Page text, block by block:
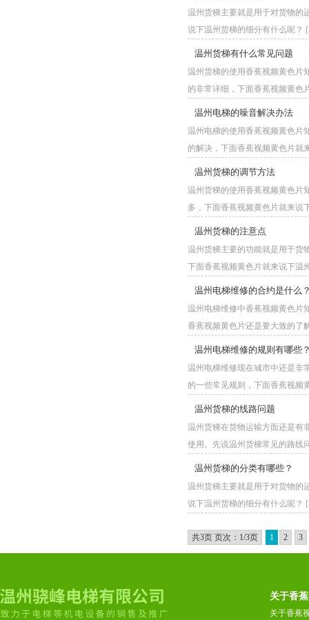
温州货梯主要就是用于对货物的运
说下温州货梯的细分有什么呢？
温州货梯有什么常见问题
温州货梯的使用香蕉视频黄色片知
的非常详细，下面香蕉视频黄色
温州电梯的噪音解决办法
温州电梯的使用香蕉视频黄色片
的解决，下面香蕉视频黄色片
温州货梯的调节方法
温州货梯的使用香蕉视频黄色片
多，下面香蕉视频黄色片就来
温州货梯的注意点
温州货梯主要的功能就是用于货物
下面香蕉视频黄色片就来说下温州
温州电梯维修的合约是什么
温州电梯维修中香蕉视频黄色片知
香蕉视频黄色片还是要大致的了解
温州电梯维修的规则有哪些
温州电梯维修现在城市中还是非常
的一些常见规则，下面香蕉视
温州货梯的线路问题
温州货梯在货物运输方面还是有非
使用。先说温州货梯常见的路线
温州货梯的分类有哪些？
温州货梯主要就是用于对货物的运
说下温州货梯的细分有什么呢
共3页 页次：1/3页 1 2 3
关于香
关于香蕉